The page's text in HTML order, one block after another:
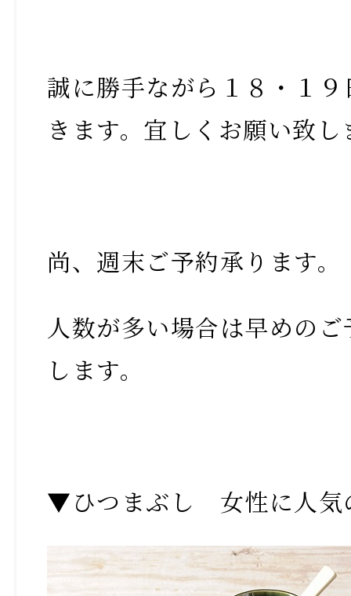
誠に勝手ながら１８・１
きます。宜しくお願い致し
尚、週末ご予約承ります。
人数が多い場合は早めの
します。
▼ひつまぶし 女性に人気